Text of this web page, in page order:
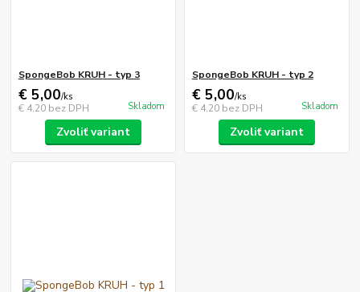
SpongeBob KRUH - typ 3
€ 5,00/ks
€ 4,20 bez DPH Skladom
Zvoliť variant
SpongeBob KRUH - typ 2
€ 5,00/ks
€ 4,20 bez DPH Skladom
Zvoliť variant